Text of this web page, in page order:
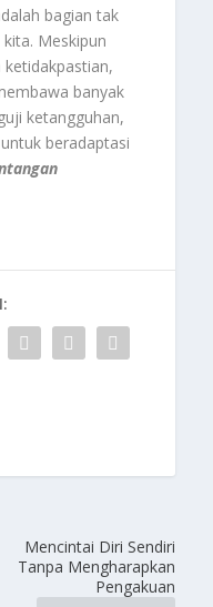
bagian tak
Meskipun
banyak
ketangguhan,
beradaptasi
Mencintai Diri Sendiri
Tanpa Mengharapkan
Pengakuan